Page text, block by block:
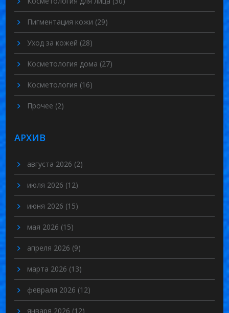
Пигментация кожи (29)
Уход за кожей (28)
Косметология дома (27)
Косметология (16)
Прочее (2)
АРХИВ
августа 2026 (2)
июля 2026 (12)
июня 2026 (15)
мая 2026 (15)
апреля 2026 (9)
марта 2026 (13)
февраля 2026 (12)
января 2026 (12)